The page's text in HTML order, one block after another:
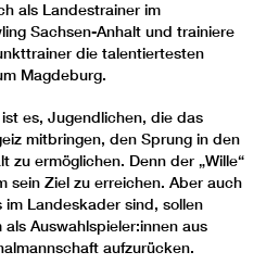
als Landestrainer im
Sachsen-Anhalt und trainiere
die talentiertesten
Magdeburg.
es, Jugendlichen, die das
mitbringen, den Sprung in den
zu ermöglichen. Denn der „Wille“
sein Ziel zu erreichen. Aber auch
Landeskader sind, sollen
Auswahlspieler:innen aus
aufzurücken.